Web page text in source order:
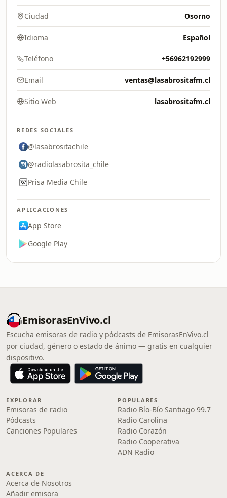
Ciudad Osorno
Idioma Español
Teléfono +56962192999
Email ventas@lasabrositafm.cl
Sitio Web lasabrositafm.cl
REDES SOCIALES
@lasabrositachile
@radiolasabrosita_chile
Prisa Media Chile
APLICACIONES
App Store
Google Play
EmisorasEnVivo.cl
Escucha emisoras de radio y pódcasts de EmisorasEnVivo.cl
por ciudad, género o estado de ánimo — gratis en cualquier
dispositivo.
EXPLORAR
Emisoras de radio
Pódcasts
Canciones Populares
POPULARES
Radio Bío-Bío Santiago 99.7
Radio Carolina
Radio Corazón
Radio Cooperativa
ADN Radio
ACERCA DE
Acerca de Nosotros
Añadir emisora